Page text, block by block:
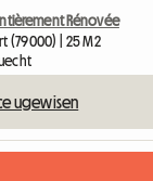
Rénovée
(79000) | 25 M2
ugewisen